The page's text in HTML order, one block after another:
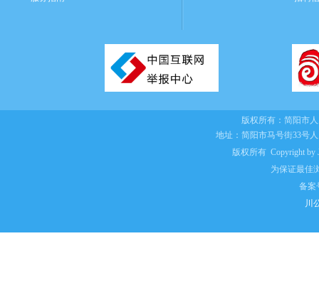
版权所有： 简阳市
地址：简阳市马号街33号
版权所有 Copyright by
为保证最佳
备案
川